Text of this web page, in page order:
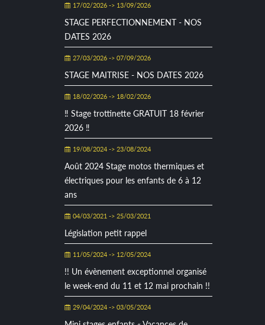
17/02/2026 -> 13/09/2026
STAGE PERFECTIONNEMENT - NOS
DATES 2026
27/03/2026 -> 07/09/2026
STAGE MAITRISE - NOS DATES 2026
18/02/2026 -> 18/02/2026
‼ Stage trottinette GRATUIT 18 février
2026 ‼
19/08/2024 -> 23/08/2024
Août 2024 Stage motos thermiques et
électriques pour les enfants de 6 à 12
ans
04/03/2021 -> 25/03/2021
Législation petit rappel
11/05/2024 -> 12/05/2024
!! Un évènement exceptionnel organisé
le week-end du 11 et 12 mai prochain !!
29/04/2024 -> 03/05/2024